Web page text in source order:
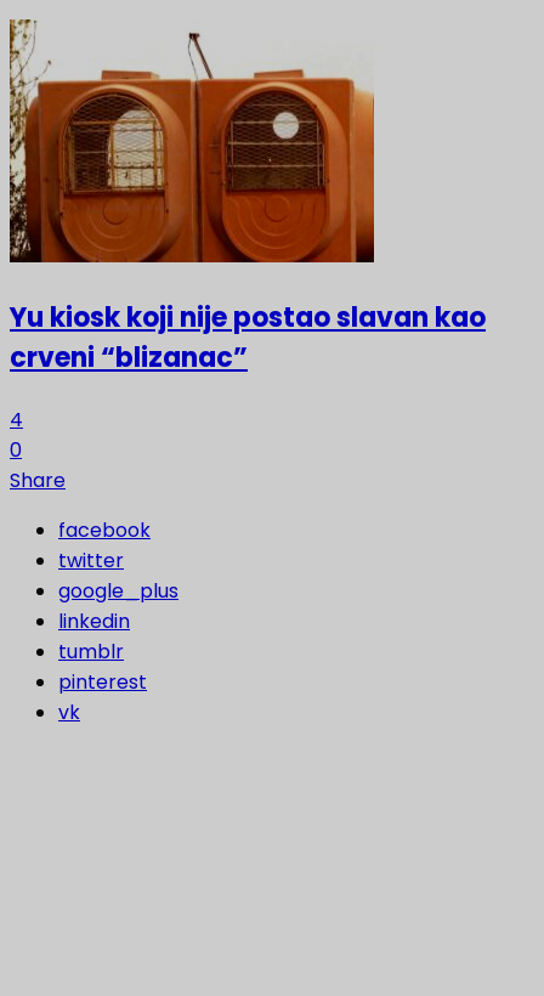
Yu kiosk koji nije postao slavan kao
crveni “blizanac”
4
0
Share
facebook
twitter
google_plus
linkedin
tumblr
pinterest
vk